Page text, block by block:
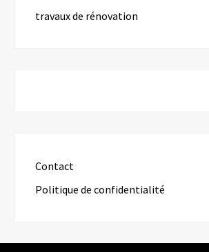
travaux de rénovation
Contact
Politique de confidentialité